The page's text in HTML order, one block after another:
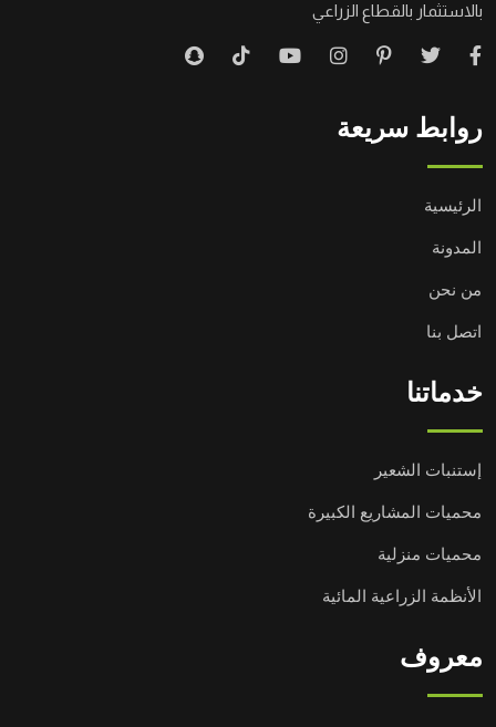
بالاستثمار بالقطاع الزراعي
روابط سريعة
الرئيسية
المدونة
من نحن
اتصل بنا
خدماتنا
إستنبات الشعير
محميات المشاريع الكبيرة
محميات منزلية
الأنظمة الزراعية المائية
معروف